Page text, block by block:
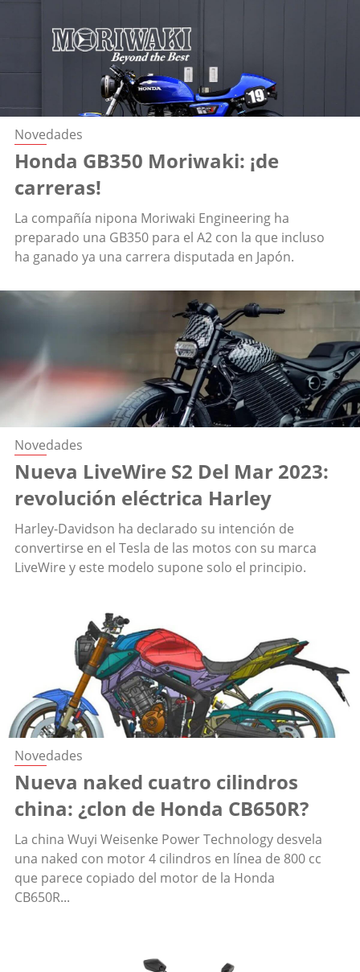
Novedades
Honda GB350 Moriwaki: ¡de
carreras!
La compañía nipona Moriwaki Engineering ha
preparado una GB350 para el A2 con la que incluso
ha ganado ya una carrera disputada en Japón.
Novedades
Nueva LiveWire S2 Del Mar 2023:
revolución eléctrica Harley
Harley-Davidson ha declarado su intención de
convertirse en el Tesla de las motos con su marca
LiveWire y este modelo supone solo el principio.
Novedades
Nueva naked cuatro cilindros
china: ¿clon de Honda CB650R?
La china Wuyi Weisenke Power Technology desvela
una naked con motor 4 cilindros en línea de 800 cc
que parece copiado del motor de la Honda
CB650R...